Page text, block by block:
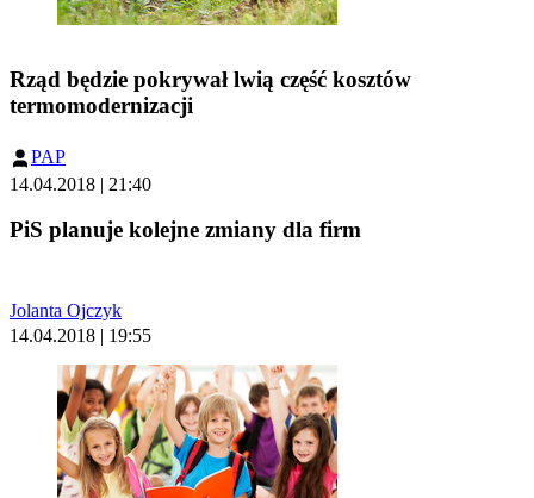
Rząd będzie pokrywał lwią część kosztów
termomodernizacji
PAP
14.04.2018 | 21:40
PiS planuje kolejne zmiany dla firm
Jolanta Ojczyk
14.04.2018 | 19:55